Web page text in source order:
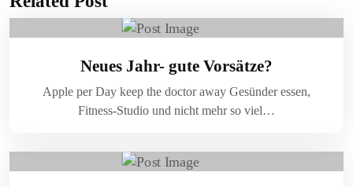
Neues Jahr- gute Vorsätze?
Apple per Day keep the doctor away Gesünder essen,
Fitness-Studio und nicht mehr so viel…